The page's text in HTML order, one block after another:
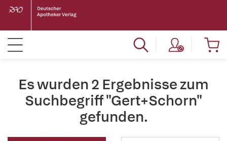
Es wurden 2 Ergebnisse zum
Suchbegriff "Gert+Schorn"
gefunden.